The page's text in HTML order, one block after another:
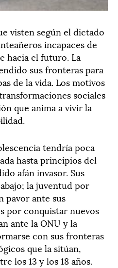
visten según el dictado
incapaces de
hacia el futuro. La
sus fronteras para
de la vida. Los motivos
sociales
que anima a vivir la
tendría poca
hasta principios del
afán invasor. Sus
la juventud por
pavor ante sus
por conquistar nuevos
ante la ONU y la
con sus fronteras
que la sitúan,
los 13 y los 18 años.